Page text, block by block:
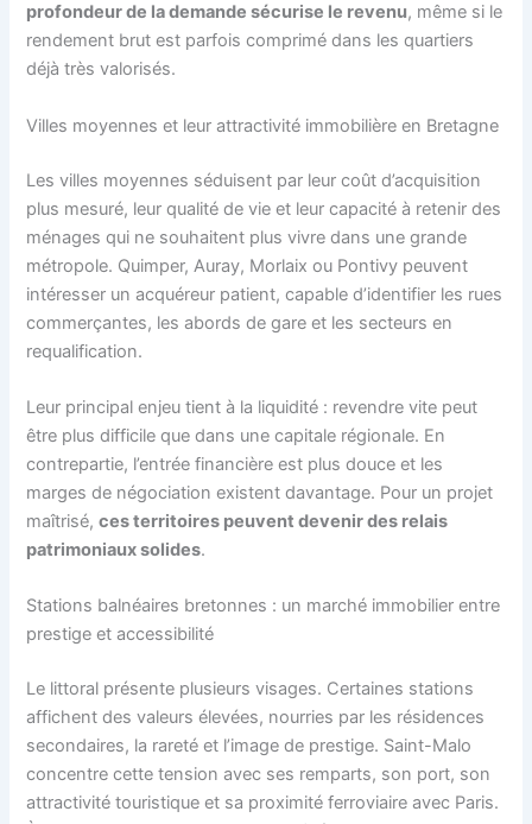
profondeur de la demande sécurise le revenu, même si le
rendement brut est parfois comprimé dans les quartiers
déjà très valorisés.
Villes moyennes et leur attractivité immobilière en Bretagne
Les villes moyennes séduisent par leur coût d’acquisition
plus mesuré, leur qualité de vie et leur capacité à retenir des
ménages qui ne souhaitent plus vivre dans une grande
métropole. Quimper, Auray, Morlaix ou Pontivy peuvent
intéresser un acquéreur patient, capable d’identifier les rues
commerçantes, les abords de gare et les secteurs en
requalification.
Leur principal enjeu tient à la liquidité : revendre vite peut
être plus difficile que dans une capitale régionale. En
contrepartie, l’entrée financière est plus douce et les
marges de négociation existent davantage. Pour un projet
maîtrisé,ces territoires peuvent devenir des relais
patrimoniaux solides.
Stations balnéaires bretonnes : un marché immobilier entre
prestige et accessibilité
Le littoral présente plusieurs visages. Certaines stations
affichent des valeurs élevées, nourries par les résidences
secondaires, la rareté et l’image de prestige. Saint-Malo
concentre cette tension avec ses remparts, son port, son
attractivité touristique et sa proximité ferroviaire avec Paris.